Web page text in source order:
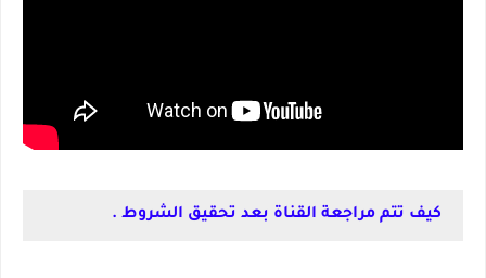
كيف تتم مراجعة القناة بعد تحقيق الشروط .